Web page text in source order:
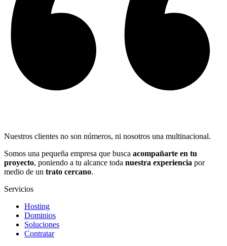
Nuestros clientes no son números, ni nosotros una multinacional.
Somos una pequeña empresa que busca acompañarte en tu
proyecto, poniendo a tu alcance toda nuestra experiencia por
medio de un trato cercano.
Servicios
Hosting
Dominios
Soluciones
Contratar